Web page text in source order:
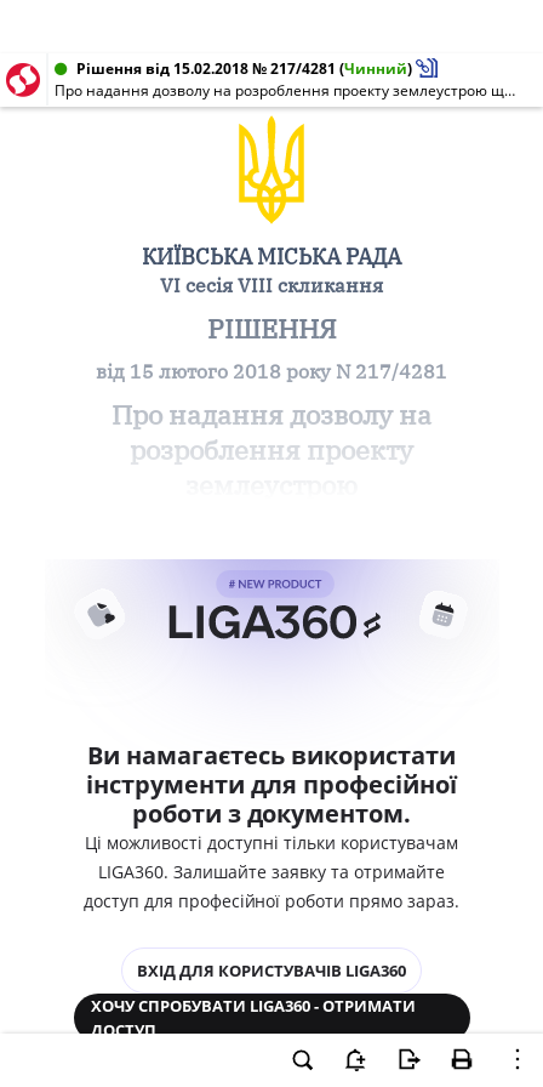
Рішення від 15.02.2018 № 217/4281 (Чинний)
Про надання дозволу на розроблення проекту землеустрою щодо відведення земельної ділянки громадянину Новосьолу Андрію Івановичу на вул. Павла Потоцького, 74 у Солом'янському районі м. Києва для будівництва та обслуговування жилого будинку, господарських будівель і споруд
КИЇВСЬКА МІСЬКА РАДА
VI сесія VIII скликання
РІШЕННЯ
від 15 лютого 2018 року N 217/4281
Про надання дозволу на
розроблення проекту
Ви намагаєтесь використати
інструменти для професійної
роботи з документом.
Ці можливості доступні тільки користувачам
LIGA360. Залишайте заявку та отримайте
доступ для професійної роботи прямо зараз.
ВХІД ДЛЯ КОРИСТУВАЧІВ LIGA360
ХОЧУ СПРОБУВАТИ LIGA360 - ОТРИМАТИ
ДОСТУП